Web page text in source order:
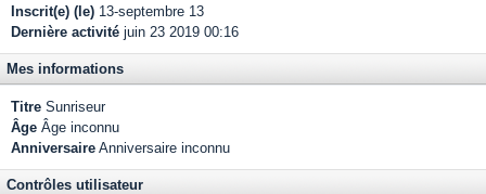
Inscrit(e) (le) 13-septembre 13
Dernière activité juin 23 2019 00:16
Mes informations
Titre Sunriseur
Âge Âge inconnu
Anniversaire Anniversaire inconnu
Contrôles utilisateur